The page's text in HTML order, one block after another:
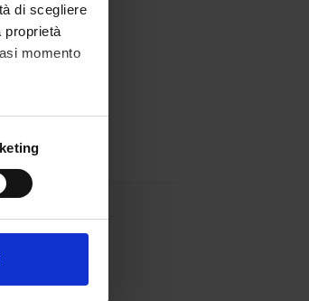
di scegliere
proprietà
momento